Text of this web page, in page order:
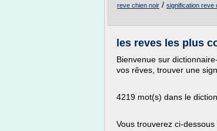
reve chien noir / signification reve
les reves les plus
Bienvenue sur
vos rêves, trouver une
4219 mot(s) dans le
Vous trouverez ci-